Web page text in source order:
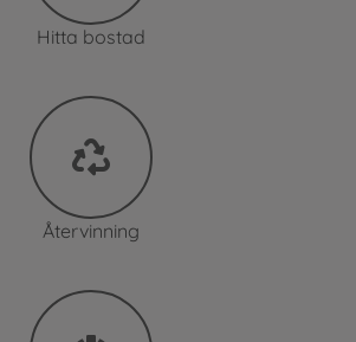
Hitta bostad
Återvinning